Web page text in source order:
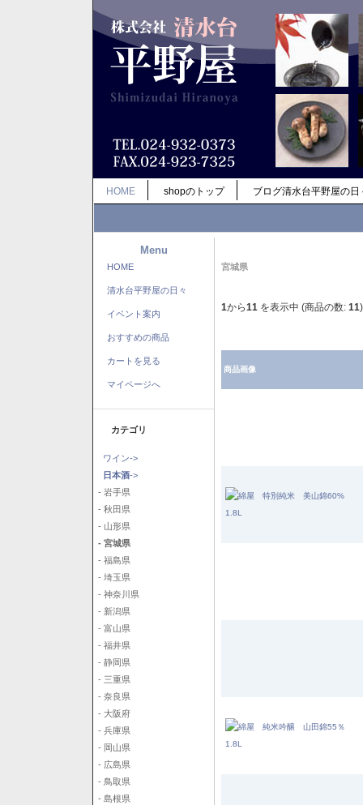
HOME shopのトップ ブログ清水台平野屋の日
Menu
HOME
清水台平野屋の日々
イベント案内
おすすめの商品
カートを見る
マイページへ
カテゴリ
ワイン->
日本酒->
- 岩手県
- 秋田県
- 山形県
- 宮城県
- 福島県
- 埼玉県
- 神奈川県
- 新潟県
- 富山県
- 福井県
- 静岡県
- 三重県
- 奈良県
- 大阪府
- 兵庫県
- 岡山県
- 広島県
- 鳥取県
- 島根県
宮城県
1から11 を表示中 (商品の数: 11)
商品画像